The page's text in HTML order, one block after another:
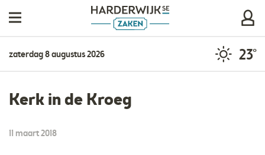
zaterdag 8 augustus 2026 23°
Kerk in de Kroeg
11 maart 2018